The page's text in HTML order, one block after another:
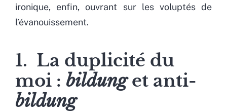
ironique, enfin, ouvrant sur les voluptés de
l’évanouissement.
1. La duplicité du
moi : bildunget anti-
bildung